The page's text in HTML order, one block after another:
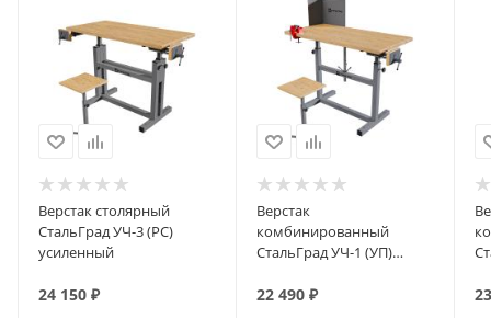
Верстак столярный
СтальГрад УЧ-3 (РС)
усиленный
24 150 ₽
Верстак
комбинированный
СтальГрад УЧ-1 (УП)
22 490 ₽